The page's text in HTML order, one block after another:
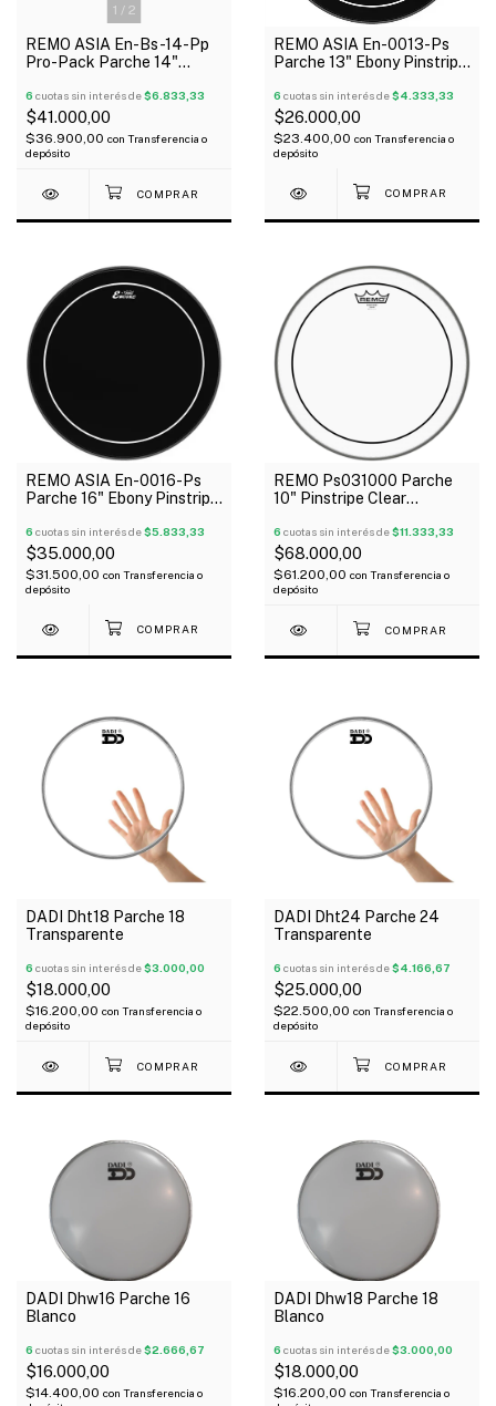
1 / 2
REMO ASIA En-Bs-14-Pp
Pro-Pack Parche 14"
6 cuotas sin interés de$6.833,33
$41.000,00
$36.900,00 con Transferencia o
depósito
REMO ASIA En-0013-Ps
Parche 13" Ebony Pinstripe
6 cuotas sin interés de$4.333,33
$26.000,00
$23.400,00 con Transferencia o
depósito
REMO ASIA En-0016-Ps
Parche 16" Ebony Pinstripe
6 cuotas sin interés de$5.833,33
$35.000,00
$31.500,00 con Transferencia o
depósito
REMO Ps031000 Parche
10" Pinstripe Clear
6 cuotas sin interés de$11.333,33
$68.000,00
$61.200,00 con Transferencia o
depósito
DADI Dht18 Parche 18
Transparente
6 cuotas sin interés de$3.000,00
$18.000,00
$16.200,00 con Transferencia o
depósito
DADI Dht24 Parche 24
Transparente
6 cuotas sin interés de$4.166,67
$25.000,00
$22.500,00 con Transferencia o
depósito
DADI Dhw16 Parche 16
Blanco
6 cuotas sin interés de$2.666,67
$16.000,00
$14.400,00 con Transferencia o
DADI Dhw18 Parche 18
Blanco
6 cuotas sin interés de$3.000,00
$18.000,00
$16.200,00 con Transferencia o